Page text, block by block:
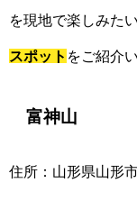
を現地で楽しみた
スポット をご紹介
富神山
住所：山形県山形